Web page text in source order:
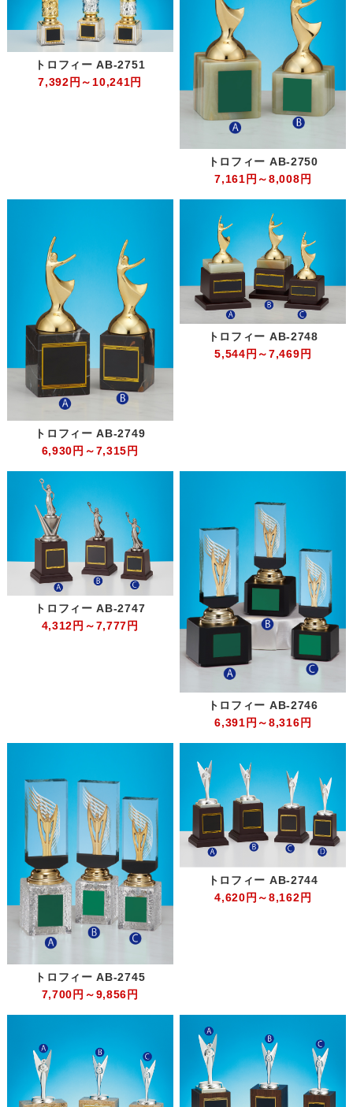
トロフィー AB-2751
7,392円～10,241円
トロフィー AB-2750
7,161円～8,008円
トロフィー AB-2749
6,930円～7,315円
トロフィー AB-2748
5,544円～7,469円
トロフィー AB-2747
4,312円～7,777円
トロフィー AB-2746
6,391円～8,316円
トロフィー AB-2745
7,700円～9,856円
トロフィー AB-2744
4,620円～8,162円